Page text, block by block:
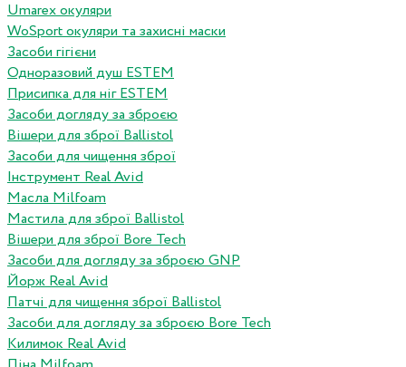
Umarex окуляри
WoSport окуляри та захисні маски
Засоби гігієни
Одноразовий душ ESTEM
Присипка для ніг ESTEM
Засоби догляду за зброєю
Вішери для зброї Ballistol
Засоби для чищення зброї
Інструмент Real Avid
Масла Milfoam
Мастила для зброї Ballistol
Вішери для зброї Bore Tech
Засоби для догляду за зброєю GNP
Йорж Real Avid
Патчі для чищення зброї Ballistol
Засоби для догляду за зброєю Bore Tech
Килимок Real Avid